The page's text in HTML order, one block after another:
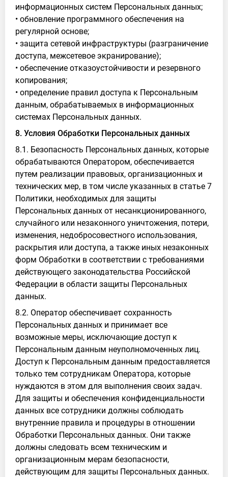
информационных систем Персональных данных;
• обновление программного обеспечения на
регулярной основе;
• защита сетевой инфраструктуры (разграничение
доступа, межсетевое экранирование);
• обеспечение отказоустойчивости и резервного
копирования;
• определение правил доступа к Персональным
данным, обрабатываемых в информационных
системах Персональных данных.
8. Условия Обработки Персональных данных
8.1. Безопасность Персональных данных, которые
обрабатываются Оператором, обеспечивается
путем реализации правовых, организационных и
технических мер, в том числе указанных в статье 7
Политики, необходимых для защиты
Персональных данных от несанкционированного,
случайного или незаконного уничтожения, потери,
изменения, недобросовестного использования,
раскрытия или доступа, а также иных незаконных
форм Обработки в соответствии с требованиями
действующего законодательства Российской
Федерации в области защиты Персональных
данных.
8.2. Оператор обеспечивает сохранность
Персональных данных и принимает все
возможные меры, исключающие доступ к
Персональным данным неуполномоченных лиц.
Доступ к Персональным данным предоставляется
только тем сотрудникам Оператора, которые
нуждаются в этом для выполнения своих задач.
Для защиты и обеспечения конфиденциальности
данных все сотрудники должны соблюдать
внутренние правила и процедуры в отношении
Обработки Персональных данных. Они также
должны следовать всем техническим и
организационным мерам безопасности,
действующим для защиты Персональных данных.